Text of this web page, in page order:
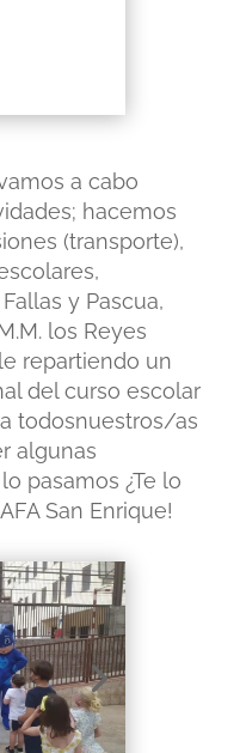
a cabo
hacemos
(transporte),
y Pascua,
los Reyes
repartiendo un
del curso escolar
todosnuestros/as
algunas
pasamos ¿Te lo
San Enrique!